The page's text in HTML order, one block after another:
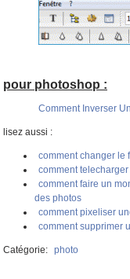
pour photoshop :
Comment Inverser
lisez aussi :
comment changer le
comment
comment faire un
des photos
comment pixeliser
comment supprimer
Catégorie: photo